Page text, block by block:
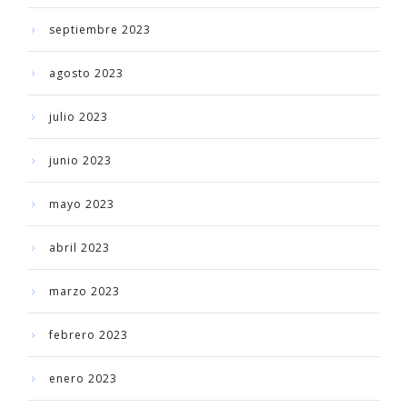
septiembre 2023
agosto 2023
julio 2023
junio 2023
mayo 2023
abril 2023
marzo 2023
febrero 2023
enero 2023